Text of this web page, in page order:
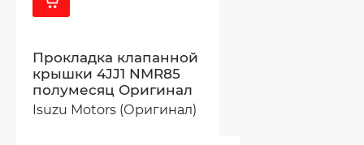
Прокладка клапанной
крышки 4JJ1 NMR85
полумесяц Оригинал
Isuzu Motors (Оригинал)